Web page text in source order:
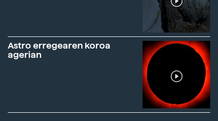
Astro erregearen koroa
agerian